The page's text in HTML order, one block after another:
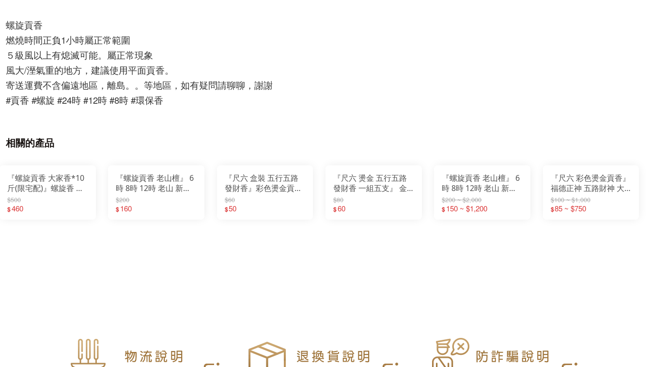
螺旋貢香
燃燒時間正負1小時屬正常範圍
５級風以上有熄滅可能。屬正常現象
風大/溼氣重的地方，建議使用平面貢香。
寄送運費不含偏遠地區，離島。。等地區，如有疑問請聊聊，謝謝
#貢香 #螺旋 #24時 #12時 #8時 #環保香
相關的產品
『螺旋貢香 大家香*10
斤(限宅配)』螺旋香 微
煙 環保 貢香
$500
$460
『螺旋貢香 老山檀』 6
時 8時 12時 老山 新山
青洲沉 沉檀 螺旋香 微
$200
$160
『尺六 盒裝 五行五路
發財香』彩色燙金貢香
金錢香 大貢香 祝壽 補
庫 開工 祈福 招財進寶
$60
$50
『尺六 燙金 五行五路
發財香 一組五支』 金
錢香 大貢香 祝壽 補庫
開工 祈福 招財進寶 補
$80
$60
『螺旋貢香 老山檀』 6
時 8時 12時 老山 新山
青洲沉 沉檀 螺旋香 微
煙 環保 貢香 尺六 2尺
$200 ~ $2,000
$150 ~ $1,200
『尺六 彩色燙金貢香』
福德正神 五路財神 大
悲咒 土地公 發財香 立
香 小貢香 大支香
$100 ~ $1,000
$85 ~ $750